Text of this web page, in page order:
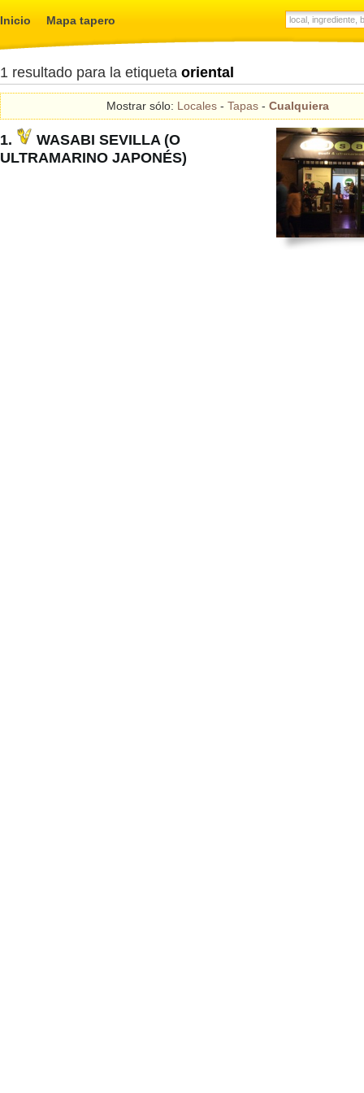
Inicio Mapa tapero
1 resultado para la etiqueta oriental
Mostrar sólo: Locales- Tapas- Cualquiera
1.
WASABI SEVILLA (O
ULTRAMARINO JAPONÉS)